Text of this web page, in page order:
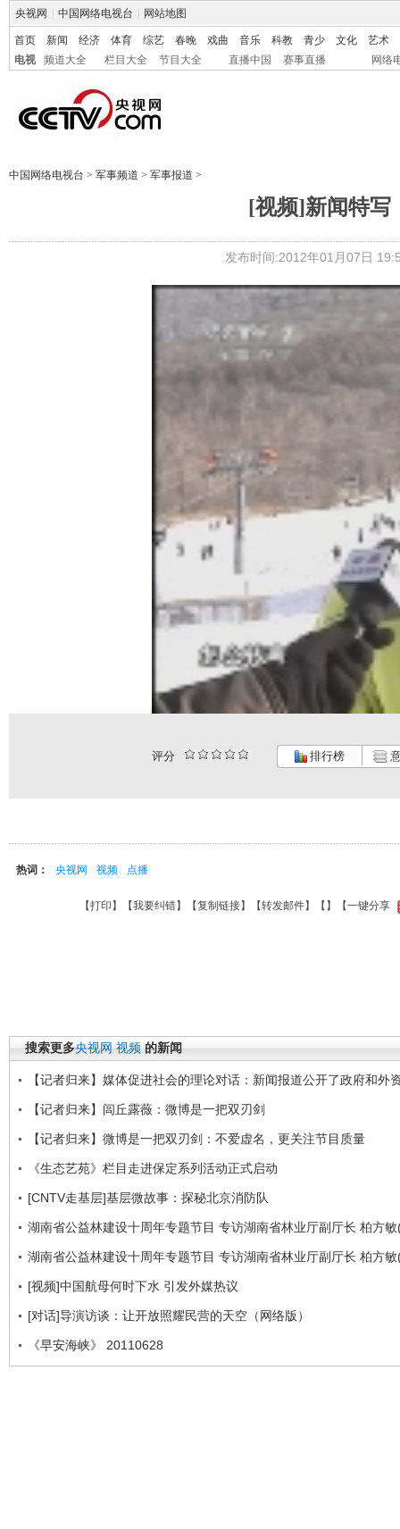
央视网 中国网络电视台 网站地图
首页 新闻 经济 体育 综艺 春晚 戏曲 音乐 科教 青少 文化
艺术
电视
频道大全 栏目大全 节目大全 直播中国 赛事直播 网络
中国网络电视台 > 军事频道 > 军事报道 >
[视频]新闻特
发布时间:2012年01月07日
评分 排行榜
热词： 央视网 视频 点播
【打印 】【我要纠错】【复制链接】【转发邮件】【 】 【一键分享
搜索更多央视网 视频 的新闻
【记者归来】媒体促进社会的理论对话：新闻报道公开了政府和外
【记者归来】闾丘露薇：微博是一把双刃剑
【记者归来】微博是一把双刃剑：不爱虚名，更关注节目质量
《生态艺苑》栏目走进保定系列活动正式启动
[CNTV走基层]基层微故事：探秘北京消防队
湖南省公益林建设十周年专题节目 专访湖南省林业厅副厅长 柏方
湖南省公益林建设十周年专题节目 专访湖南省林业厅副厅长 柏方
[视频]中国航母何时下水 引发外媒热议
[对话]导演访谈：让开放照耀民营的天空（网络版）
《早安海峡》 20110628